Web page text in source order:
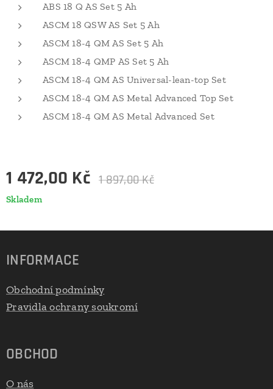
ABS 18 Q AS Set 5 Ah
ASCM 18 QSW AS Set 5 Ah
ASCM 18-4 QM AS Set 5 Ah
ASCM 18-4 QMP AS Set 5 Ah
ASCM 18-4 QM AS Universal-lean-top Set
ASCM 18-4 QM AS Metal Advanced Top Set
ASCM 18-4 QM AS Metal Advanced Set
1 472,00 Kč 1 897,00Kč
Skladem
INFORMACE
Obchodní podmínky
Pravidla ochrany soukromí
OBCHOD
O nás